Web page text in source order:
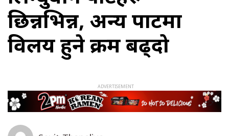
छिन्नभिन्न, अन्य पार्टीमा
विलय हुने क्रम बढ्दो